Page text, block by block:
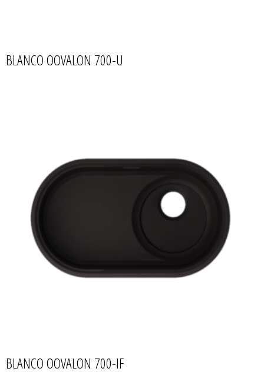
BLANCO OOVALON 700-U
BLANCO OOVALON 700-IF